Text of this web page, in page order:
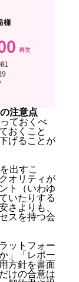
注意点
ておくべ
おくこと
げることが
出すこ
オリティが
ト（いわゆ
いたりする
さよりも、
スを持つ会
ットフォー
」「レポー
方針を書面
けの合意は